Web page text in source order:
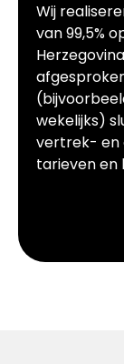
Wij
van 99,5%
wekelijks)
vertrek- en
tarieven en